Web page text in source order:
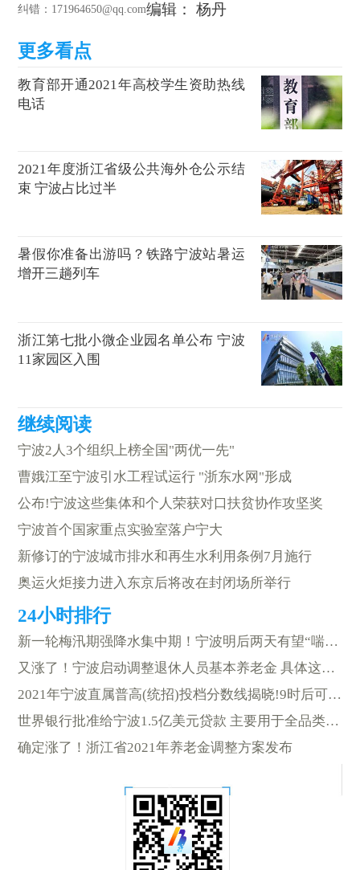
纠错 ：171964650@qq.com编辑： 杨丹
教育部开通2021年高校学生资助热线
电话
2021年度浙江省级公共海外仓公示结
束 宁波占比过半
暑假你准备出游吗？铁路宁波站暑运
增开三趟列车
浙江第七批小微企业园名单公布 宁波
11家园区入围
宁波2人3个组织上榜全国"两优一先"
曹娥江至宁波引水工程试运行 "浙东水网"形成
公布!宁波这些集体和个人荣获对口扶贫协作攻坚奖
宁波首个国家重点实验室落户宁大
新修订的宁波城市排水和再生水利用条例7月施行
奥运火炬接力进入东京后将改在封闭场所举行
新一轮梅汛期强降水集中期！宁波明后两天有望“喘口气”
又涨了！宁波启动调整退休人员基本养老金 具体这样调整
2021年宁波直属普高(统招)投档分数线揭晓!9时后可查询录取结果
世界银行批准给宁波1.5亿美元贷款 主要用于全品类智能回收箱落地
确定涨了！浙江省2021年养老金调整方案发布